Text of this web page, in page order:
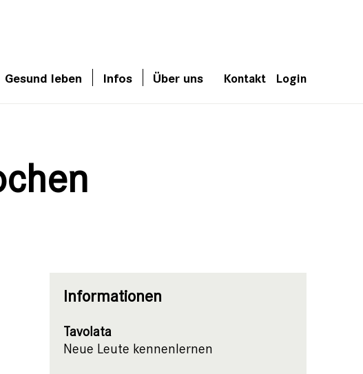
Gesund leben Infos Über uns Kontakt Login
Informationen
Tavolata
Neue Leute kennenlernen